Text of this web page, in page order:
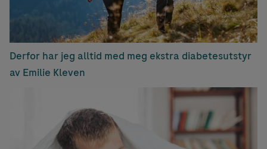
Derfor har jeg alltid med meg ekstra diabetesutstyr
av Emilie Kleven